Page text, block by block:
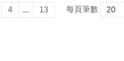
4 ... 13 每頁筆數